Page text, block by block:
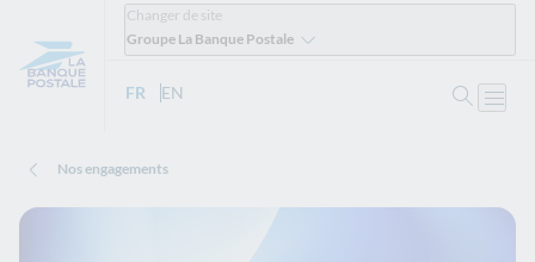
Changer de site
Groupe La Banque Postale
FR - Version française
EN
Nos engagements